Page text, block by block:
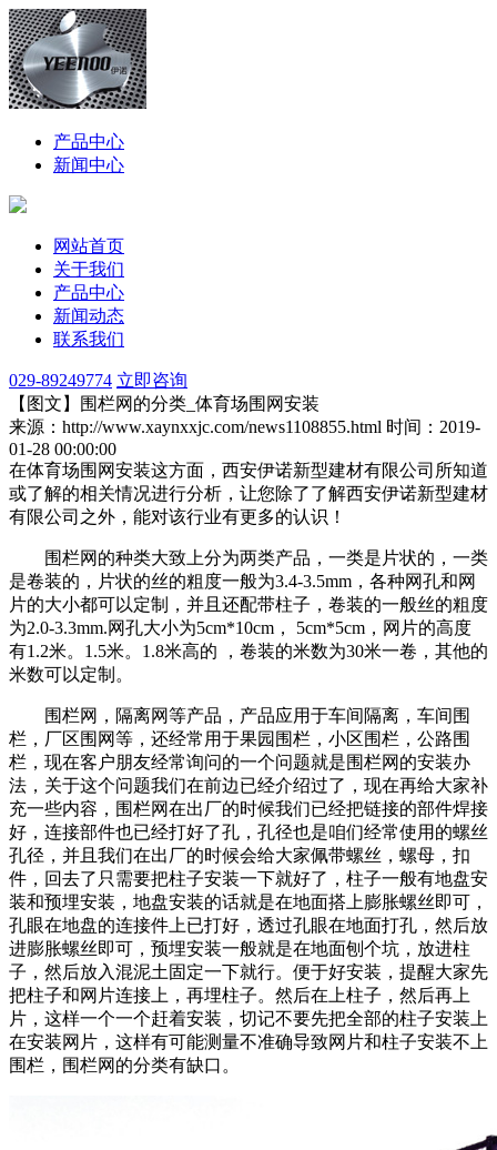
产品中心
新闻中心
网站首页
关于我们
产品中心
新闻动态
联系我们
029-89249774 立即咨询
【图文】围栏网的分类_体育场围网安装
来源：http://www.xaynxxjc.com/news1108855.html 时间：2019-
01-28 00:00:00
在体育场围网安装这方面，西安伊诺新型建材有限公司所知道
或了解的相关情况进行分析，让您除了了解西安伊诺新型建材
有限公司之外，能对该行业有更多的认识！
围栏网的种类大致上分为两类产品，一类是片状的，一类
是卷装的，片状的丝的粗度一般为3.4-3.5mm，各种网孔和网
片的大小都可以定制，并且还配带柱子，卷装的一般丝的粗度
为2.0-3.3mm.网孔大小为5cm*10cm， 5cm*5cm，网片的高度
有1.2米。1.5米。1.8米高的 ，卷装的米数为30米一卷，其他的
米数可以定制。
围栏网，隔离网等产品，产品应用于车间隔离，车间围
栏，厂区围网等，还经常用于果园围栏，小区围栏，公路围
栏，现在客户朋友经常询问的一个问题就是围栏网的安装办
法，关于这个问题我们在前边已经介绍过了，现在再给大家补
充一些内容，围栏网在出厂的时候我们已经把链接的部件焊接
好，连接部件也已经打好了孔，孔径也是咱们经常使用的螺丝
孔径，并且我们在出厂的时候会给大家佩带螺丝，螺母，扣
件，回去了只需要把柱子安装一下就好了，柱子一般有地盘安
装和预埋安装，地盘安装的话就是在地面搭上膨胀螺丝即可，
孔眼在地盘的连接件上已打好，透过孔眼在地面打孔，然后放
进膨胀螺丝即可，预埋安装一般就是在地面刨个坑，放进柱
子，然后放入混泥土固定一下就行。便于好安装，提醒大家先
把柱子和网片连接上，再埋柱子。然后在上柱子，然后再上
片，这样一个一个赶着安装，切记不要先把全部的柱子安装上
在安装网片，这样有可能测量不准确导致网片和柱子安装不上
围栏，围栏网的分类有缺口。